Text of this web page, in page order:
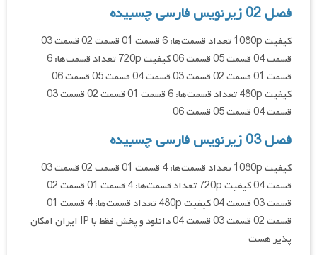
فصل 02 زیرنویس فارسی چسبیده
کیفیت 1080p تعداد قسمت‌ها: 6 قسمت 01 قسمت 02 قسمت 03
قسمت 04 قسمت 05 قسمت 06 کیفیت 720p تعداد قسمت‌ها: 6
قسمت 01 قسمت 02 قسمت 03 قسمت 04 قسمت 05 قسمت 06
کیفیت 480p تعداد قسمت‌ها: 6 قسمت 01 قسمت 02 قسمت 03
قسمت 04 قسمت 05 قسمت 06
فصل 03 زیرنویس فارسی چسبیده
کیفیت 1080p تعداد قسمت‌ها: 4 قسمت 01 قسمت 02 قسمت 03
قسمت 04 کیفیت 720p تعداد قسمت‌ها: 4 قسمت 01 قسمت 02
قسمت 03 قسمت 04 کیفیت 480p تعداد قسمت‌ها: 4 قسمت 01
قسمت 02 قسمت 03 قسمت 04 دانلود و پخش فقط با IP ایران امکان
پذیر هست